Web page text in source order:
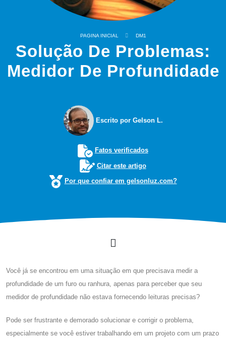
PAGINA INICIAL DM1
Solução De Problemas:
Medidor De Profundidade
Escrito por Gelson L.
Fatos verificados
Citar este artigo
Por que confiar em gelsonluz.com?
Você já se encontrou em uma situação em que precisava medir a
profundidade de um furo ou ranhura, apenas para perceber que seu
medidor de profundidade não estava fornecendo leituras precisas?
Pode ser frustrante e demorado solucionar e corrigir o problema,
especialmente se você estiver trabalhando em um projeto com um prazo